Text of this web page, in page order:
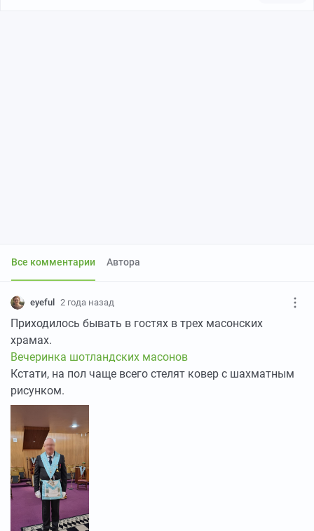
Все комментарии Автора
eyeful 2 года назад
Приходилось бывать в гостях в трех масонских
храмах.
Вечеринка шотландских масонов
Кстати, на пол чаще всего стелят ковер с шахматным
рисунком.